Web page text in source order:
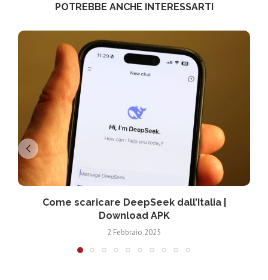
POTREBBE ANCHE INTERESSARTI
Come scaricare DeepSeek dall’Italia |
Download APK
2 Febbraio 2025